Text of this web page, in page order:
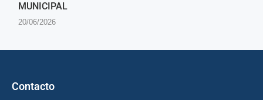
MUNICIPAL
20/06/2026
Contacto